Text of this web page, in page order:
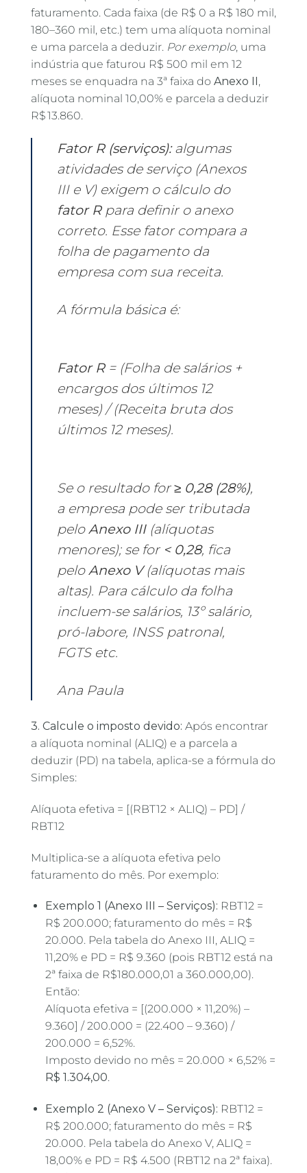
faturamento. Cada faixa (de R$ 0 a R$ 180 mil,
180–360 mil, etc.) tem uma alíquota nominal
e uma parcela a deduzir. Por exemplo, uma
indústria que faturou R$ 500 mil em 12
meses se enquadra na 3ª faixa do Anexo II,
alíquota nominal 10,00% e parcela a deduzir
R$ 13.860.
Fator R (serviços):algumas
atividades de serviço (Anexos
III e V) exigem o cálculo do
fator Rpara definir o anexo
correto. Esse fator compara a
folha de pagamento da
empresa com sua receita.
A fórmula básica é:
Fator R= (Folha de salários +
encargos dos últimos 12
meses) / (Receita bruta dos
últimos 12 meses).
Se o resultado for≥ 0,28 (28%),
a empresa pode ser tributada
peloAnexo III(alíquotas
menores); se for < 0,28, fica
peloAnexo V(alíquotas mais
altas). Para cálculo da folha
incluem-se salários, 13º salário,
pró-labore, INSS patronal,
FGTS etc.
Ana Paula
3. Calcule o imposto devido: Após encontrar
a alíquota nominal (ALIQ) e a parcela a
deduzir (PD) na tabela, aplica-se a fórmula do
Simples:
Alíquota efetiva = [(RBT12 × ALIQ) – PD] /
RBT12
Multiplica-se a alíquota efetiva pelo
faturamento do mês. Por exemplo:
Exemplo 1 (Anexo III – Serviços): RBT12 =
R$ 200.000; faturamento do mês = R$
20.000. Pela tabela do Anexo III, ALIQ =
11,20% e PD = R$ 9.360 (pois RBT12 está na
2ª faixa de R$180.000,01 a 360.000,00).
Então:
Alíquota efetiva = [(200.000 × 11,20%) –
9.360] / 200.000 = (22.400 – 9.360) /
200.000 = 6,52%.
Imposto devido no mês = 20.000 × 6,52% =
R$ 1.304,00.
Exemplo 2 (Anexo V – Serviços): RBT12 =
R$ 200.000; faturamento do mês = R$
20.000. Pela tabela do Anexo V, ALIQ =
18,00% e PD = R$ 4.500 (RBT12 na 2ª faixa).